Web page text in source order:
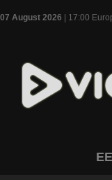
07 August 2026 | 17:00